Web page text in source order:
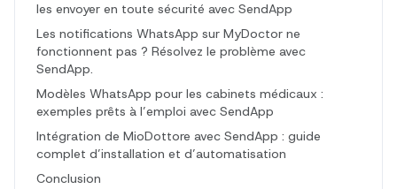
les envoyer en toute sécurité avec SendApp
Les notifications WhatsApp sur MyDoctor ne
fonctionnent pas ? Résolvez le problème avec
SendApp.
Modèles WhatsApp pour les cabinets médicaux :
exemples prêts à l’emploi avec SendApp
Intégration de MioDottore avec SendApp : guide
complet d’installation et d’automatisation
Conclusion